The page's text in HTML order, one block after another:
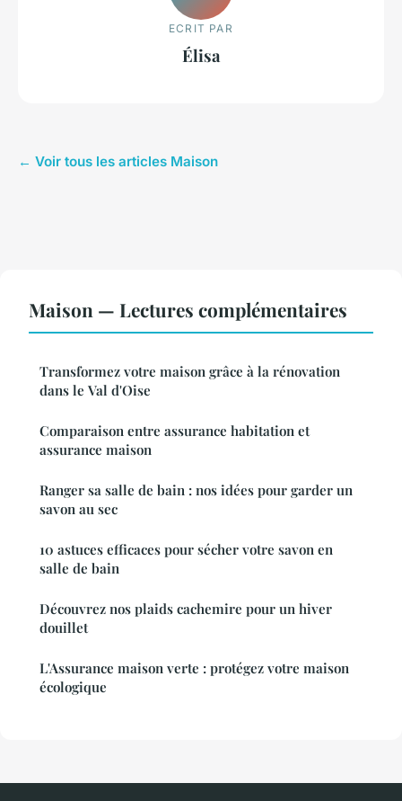
ECRIT PAR
Élisa
← Voir tous les articles Maison
Maison — Lectures complémentaires
Transformez votre maison grâce à la rénovation
dans le Val d'Oise
Comparaison entre assurance habitation et
assurance maison
Ranger sa salle de bain : nos idées pour garder un
savon au sec
10 astuces efficaces pour sécher votre savon en
salle de bain
Découvrez nos plaids cachemire pour un hiver
douillet
L'Assurance maison verte : protégez votre maison
écologique